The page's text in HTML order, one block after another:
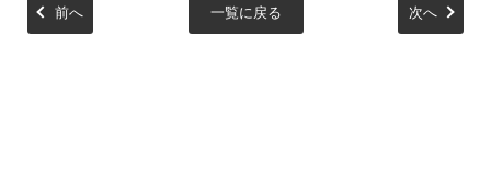
前へ 一覧に戻る 次へ